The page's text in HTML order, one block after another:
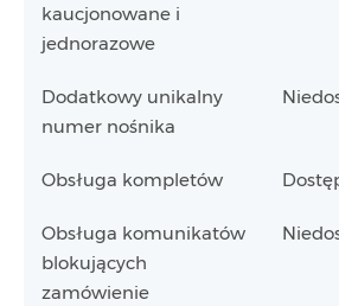
kaucjonowane i
jednorazowe
Dodatkowy unikalny
numer nośnika
Obsługa kompletów
Obsługa komunikatów
blokujących
zamówienie